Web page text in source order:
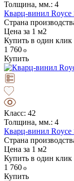
Толщина, мм.: 4
Кварц-винил Royce
Страна
Цена за 1 м2
Купить в один клик
1 760
Купить
Класс: 42
Толщина, мм.: 4
Кварц-винил Royce
Страна
Цена за 1 м2
Купить в один клик
1 760
Купить